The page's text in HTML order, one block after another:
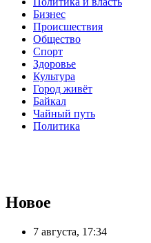
Бизнес
Происшествия
Общество
Cпорт
Здоровье
Культура
Город живёт
Байкал
Чайный путь
Политика
Новое
7 августа, 17:34